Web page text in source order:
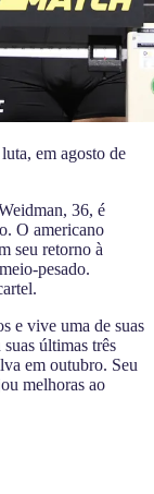
em agosto de
36, é
O americano
seu retorno à
pesado.
e vive uma de suas
últimas três
em outubro. Seu
melhoras ao